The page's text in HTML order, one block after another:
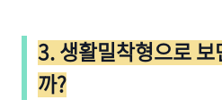
3. 생활밀착형으로
까?